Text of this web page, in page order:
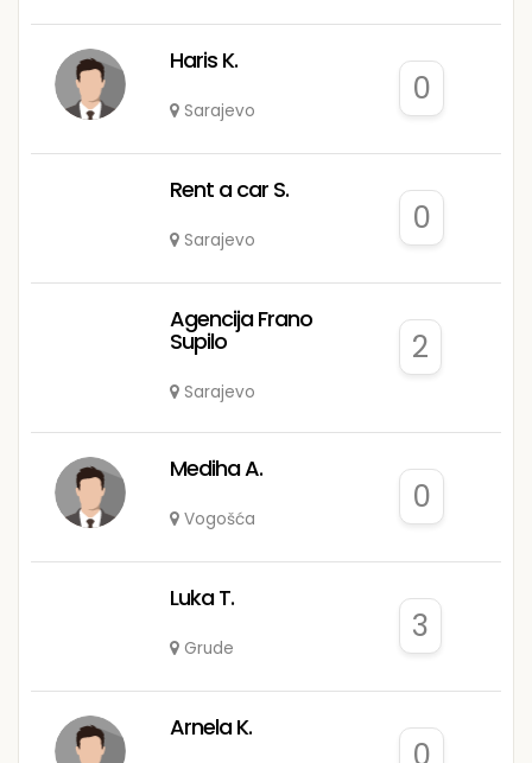
Haris K.
Sarajevo
0
Rent a car S.
Sarajevo
0
Agencija Frano
Supilo
Sarajevo
2
Mediha A.
Vogošća
0
Luka T.
Grude
3
Arnela K.